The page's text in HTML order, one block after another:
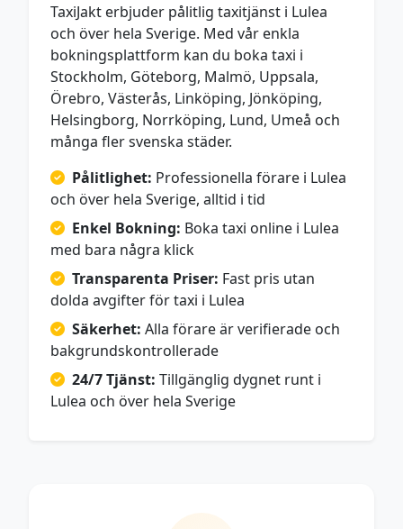
TaxiJakt erbjuder pålitlig taxitjänst i Lulea
och över hela Sverige. Med vår enkla
bokningsplattform kan du boka taxi i
Stockholm, Göteborg, Malmö, Uppsala,
Örebro, Västerås, Linköping, Jönköping,
Helsingborg, Norrköping, Lund, Umeå och
många fler svenska städer.
Pålitlighet: Professionella förare i Lulea
och över hela Sverige, alltid i tid
Enkel Bokning: Boka taxi online i Lulea
med bara några klick
Transparenta Priser: Fast pris utan
dolda avgifter för taxi i Lulea
Säkerhet: Alla förare är verifierade och
bakgrundskontrollerade
24/7 Tjänst: Tillgänglig dygnet runt i
Lulea och över hela Sverige